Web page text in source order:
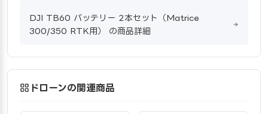
DJI TB60 バッテリー 2本セット（Matrice
300/350 RTK用） の商品詳細
ドローンの関連商品